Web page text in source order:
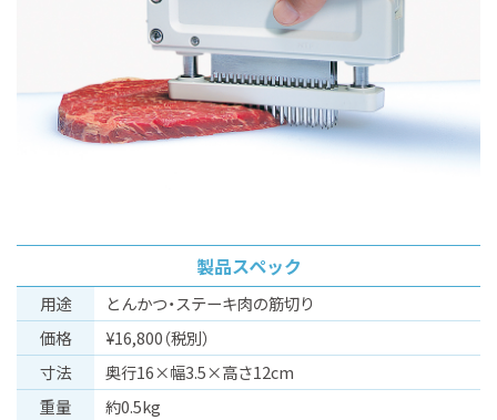
製品スペック
⽤途
とんかつ・ステーキ肉の筋切り
価格
¥16,800（税別）
⼨法
奥行16×幅3.5×高さ12cm
重量
約0.5kg